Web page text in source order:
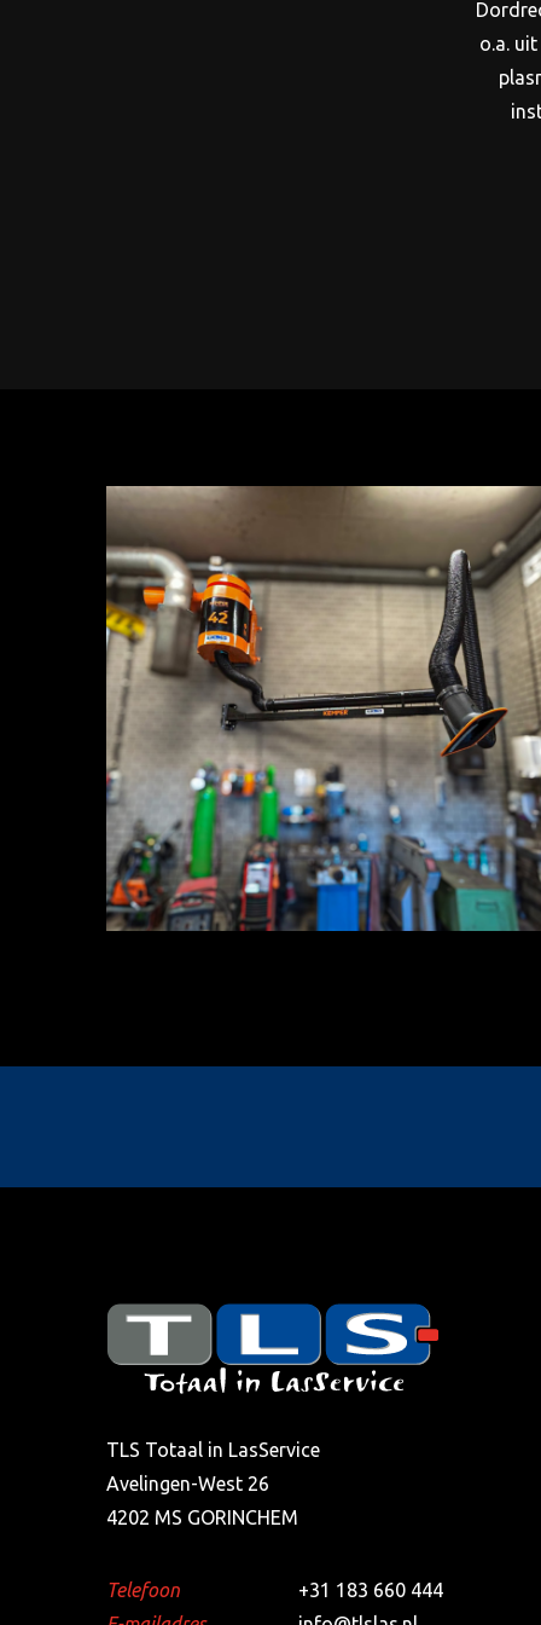
o.a.
TLS Totaal in LasService
Avelingen-West 26
4202 MS GORINCHEM
Telefoon
+31 183 660 444